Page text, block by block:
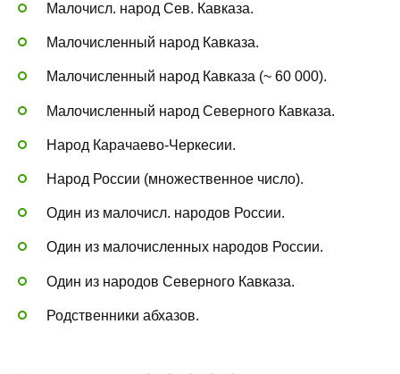
Малочисл. народ Сев. Кавказа.
Малочисленный народ Кавказа.
Малочисленный народ Кавказа (~ 60 000).
Малочисленный народ Северного Кавказа.
Народ Карачаево-Черкесии.
Народ России (множественное число).
Один из малочисл. народов России.
Один из малочисленных народов России.
Один из народов Северного Кавказа.
Родственники абхазов.